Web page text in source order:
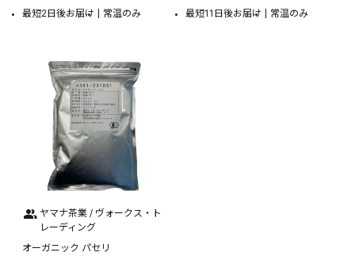
最短2日後お届け 常温のみ 最短11日後お届け 常温のみ
ヤマナ茶業 / ヴォークス・ト
レーディング
オーガニック パセリ